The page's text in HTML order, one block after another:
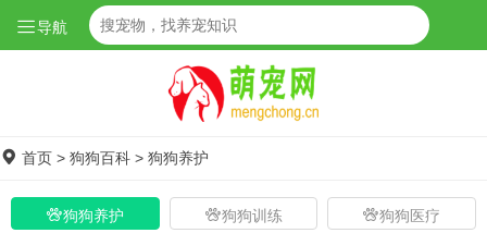
导航
首页 > 狗狗百科 > 狗狗养护
狗狗养护 狗狗训练 狗狗医疗